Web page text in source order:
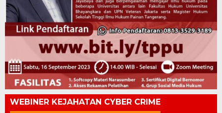
WEBINER KEJAHATAN CYBER CRIME